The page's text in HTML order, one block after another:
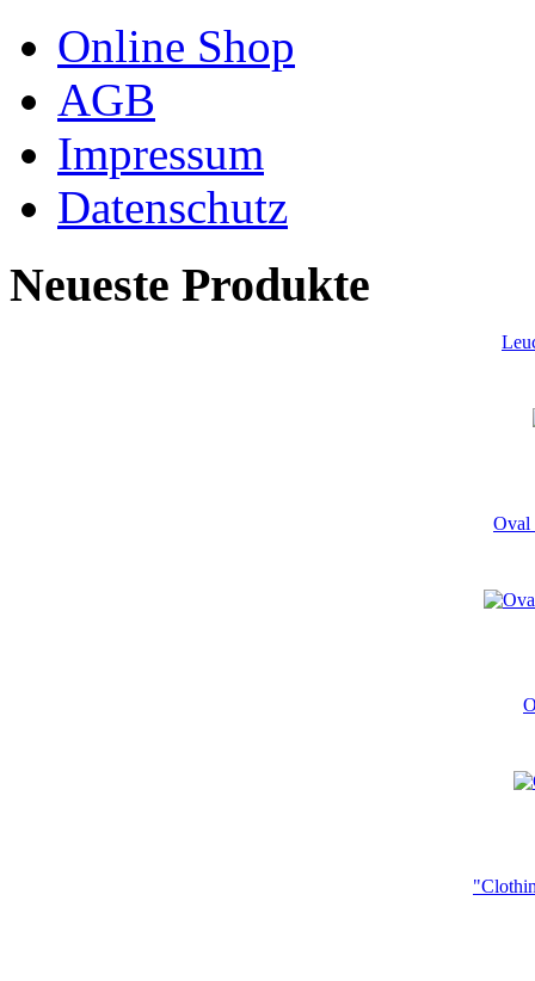
Online Shop
AGB
Impressum
Datenschutz
Neueste Produkte
Oval